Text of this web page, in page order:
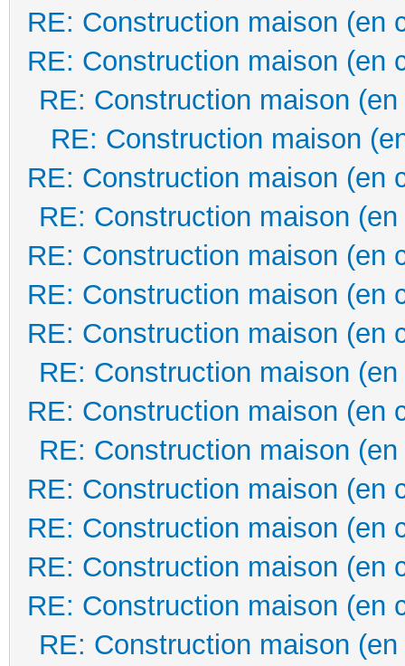
RE: Construction maison (en
RE: Construction maison (en
RE: Construction maison
RE: Construction maison
RE: Construction maison (en
RE: Construction maison
RE: Construction maison (en
RE: Construction maison (en
RE: Construction maison (en
RE: Construction maison
RE: Construction maison (en
RE: Construction maison
RE: Construction maison (en
RE: Construction maison (en
RE: Construction maison (en
RE: Construction maison (en
RE: Construction maison